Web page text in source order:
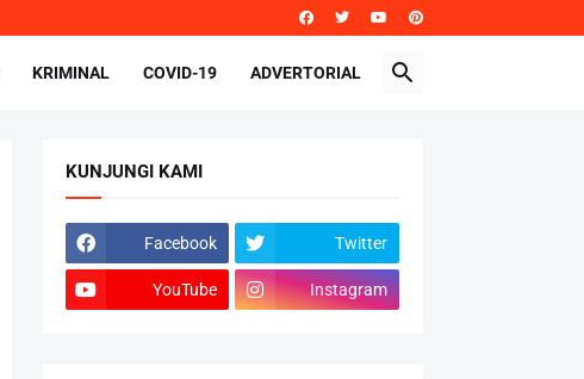
KRIMINAL COVID-19 ADVERTORIAL
KUNJUNGI KAMI
Facebook Twitter
YouTube Instagram